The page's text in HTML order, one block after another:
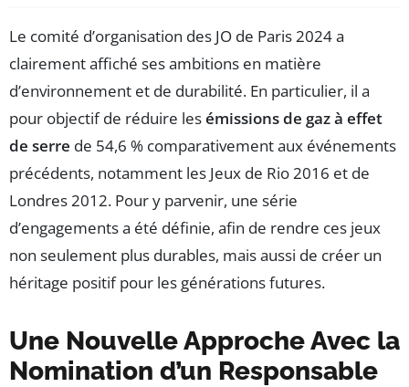
Le comité d’organisation des JO de Paris 2024 a
clairement affiché ses ambitions en matière
d’environnement et de durabilité. En particulier, il a
pour objectif de réduire lesémissions de gaz à effet
de serre de 54,6 % comparativement aux événements
précédents, notamment les Jeux de Rio 2016 et de
Londres 2012. Pour y parvenir, une série
d’engagements a été définie, afin de rendre ces jeux
non seulement plus durables, mais aussi de créer un
héritage positif pour les générations futures.
Une Nouvelle Approche Avec la
Nomination d’un Responsable